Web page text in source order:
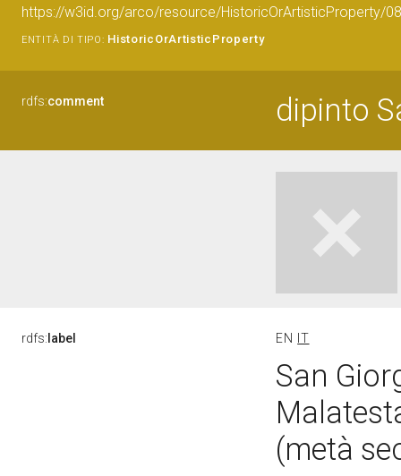
https://w3id.org/arco/resource/HistoricOrArtisticProperty/
ENTITÀ DI TIPO: HistoricOrArtisticProperty
rdfs:comment dipinto
rdfs: label EN IT
San
(metà